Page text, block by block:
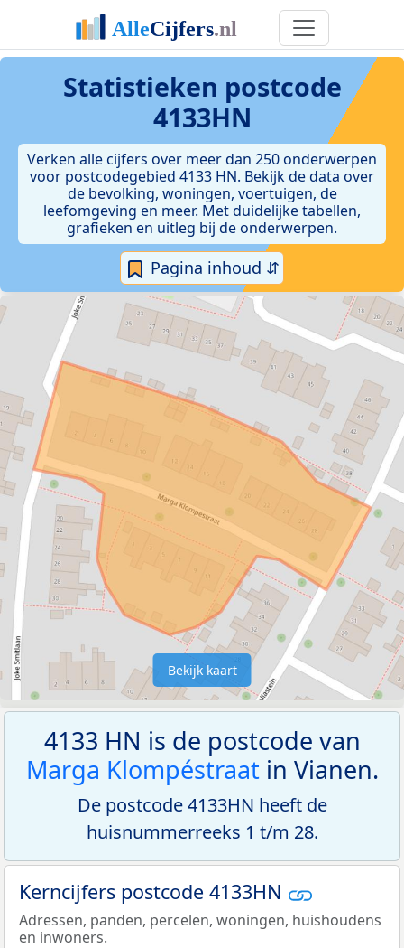
Statistieken postcode
4133HN
Verken alle cijfers over meer dan 250 onderwerpen
voor postcodegebied 4133 HN. Bekijk de data over
de bevolking, woningen, voertuigen, de
leefomgeving en meer. Met duidelijke tabellen,
grafieken en uitleg bij de onderwerpen.
Pagina inhoud ⇵
Bekijk kaart
4133 HN is de postcode van
Marga Klompéstraatin Vianen.
De postcode 4133HN heeft de
huisnummerreeks 1 t/m 28.
Kerncijfers postcode 4133HN
Adressen, panden, percelen, woningen, huishoudens
en inwoners.